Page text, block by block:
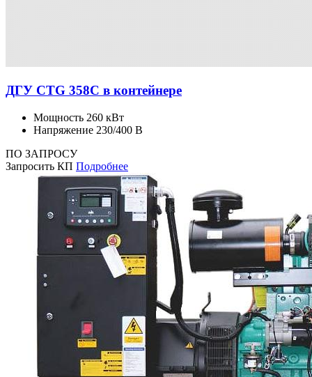
ДГУ CTG 358C в контейнере
Мощность 260 кВт
Напряжение 230/400 В
ПО ЗАПРОСУ
Запросить КП Подробнее